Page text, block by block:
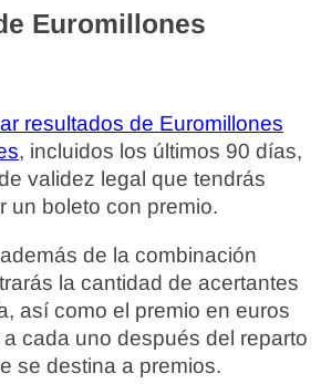
Euromillones
resultados de Euromillones
, incluidos los últimos 90 días,
validez legal que tendrás
un boleto con premio.
de la combinación
la cantidad de acertantes
así como el premio en euros
cada uno después del reparto
se destina a premios.